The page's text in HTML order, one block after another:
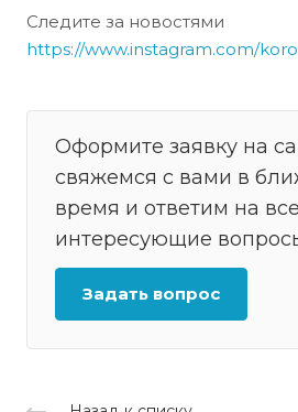
Следите за новостями
https://www.instagram.com/
Оформите заявку на
свяжемся с вами в
время и ответим на все
интересующие
Задать вопрос